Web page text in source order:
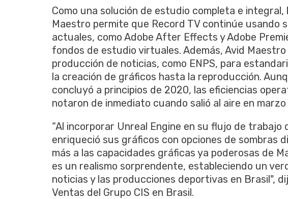
Como una solución de estudio completa e
Maestro permite que Record TV continúe usando
actuales, como Adobe After Effects y Adobe
fondos de estudio virtuales. Además, Avid
producción de noticias, como ENPS, para
la creación de gráficos hasta la reproducción.
concluyó a principios de 2020, las eficiencias
notaron de inmediato cuando salió al aire en
“Al incorporar Unreal Engine en su flujo de trabajo
enriqueció sus gráficos con opciones de sombras
más a las capacidades gráficas ya poderosas de
es un realismo sorprendente, estableciendo un
noticias y las producciones deportivas en Brasil",
Ventas del Grupo CIS en Brasil.